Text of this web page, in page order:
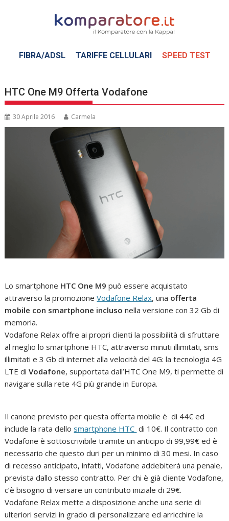
FIBRA/ADSL TARIFFE CELLULARI SPEED TEST
HTC One M9 Offerta Vodafone
30 Aprile 2016 Carmela
Lo smartphone HTC One M9 può essere acquistato
attraverso la promozioneVodafone Relax, una offerta
mobile con smartphone incluso nella versione con 32 Gb di
memoria.
Vodafone Relax offre ai propri clienti la possibilità di sfruttare
al meglio lo smartphone HTC, attraverso minuti illimitati, sms
illimitati e 3 Gb di internet alla velocità del 4G: la tecnologia 4G
LTE diVodafone, supportata dall’HTC One M9, ti permette di
navigare sulla rete 4G più grande in Europa.
Il canone previsto per questa offerta mobile è di 44€ ed
include la rata dellosmartphone HTC di 10€. Il contratto con
Vodafone è sottoscrivibile tramite un anticipo di 99,99€ ed è
necessario che questo duri per un minimo di 30 mesi. In caso
di recesso anticipato, infatti, Vodafone addebiterà una penale,
prevista dallo stesso contratto. Per chi è già cliente Vodafone,
c’è bisogno di versare un contributo iniziale di 29€.
Vodafone Relax mette a disposizione anche una serie di
ulteriori servizi in grado di personalizzare ed arricchire la